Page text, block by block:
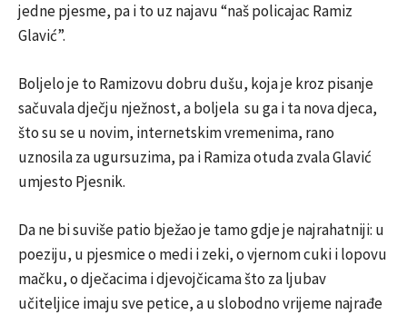
jedne pjesme, pa i to uz najavu “naš policajac Ramiz
Glavić”.
Boljelo je to Ramizovu dobru dušu, koja je kroz pisanje
sačuvala dječju nježnost, a boljela su ga i ta nova djeca,
što su se u novim, internetskim vremenima, rano
uznosila za ugursuzima, pa i Ramiza otuda zvala Glavić
umjesto Pjesnik.
Da ne bi suviše patio bježao je tamo gdje je najrahatniji: u
poeziju, u pjesmice o medi i zeki, o vjernom cuki i lopovu
mačku, o dječacima i djevojčicama što za ljubav
učiteljice imaju sve petice, a u slobodno vrijeme najrađe